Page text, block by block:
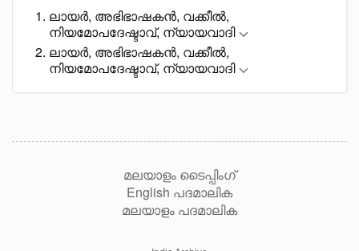
ലായർ, അഭിഭാഷകൻ, വക്കീൽ,
നിയമോപദേഷ്ടാവ്, ന്യായവാദി
ലായർ, അഭിഭാഷകൻ, വക്കീൽ,
നിയമോപദേഷ്ടാവ്, ന്യായവാദി
മലയാളം ടൈപ്പിംഗ്
English പദമാലിക
മലയാളം പദമാലിക